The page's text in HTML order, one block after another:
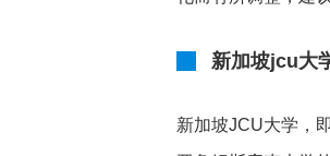
新加坡jcu大
新加坡JCU大学，